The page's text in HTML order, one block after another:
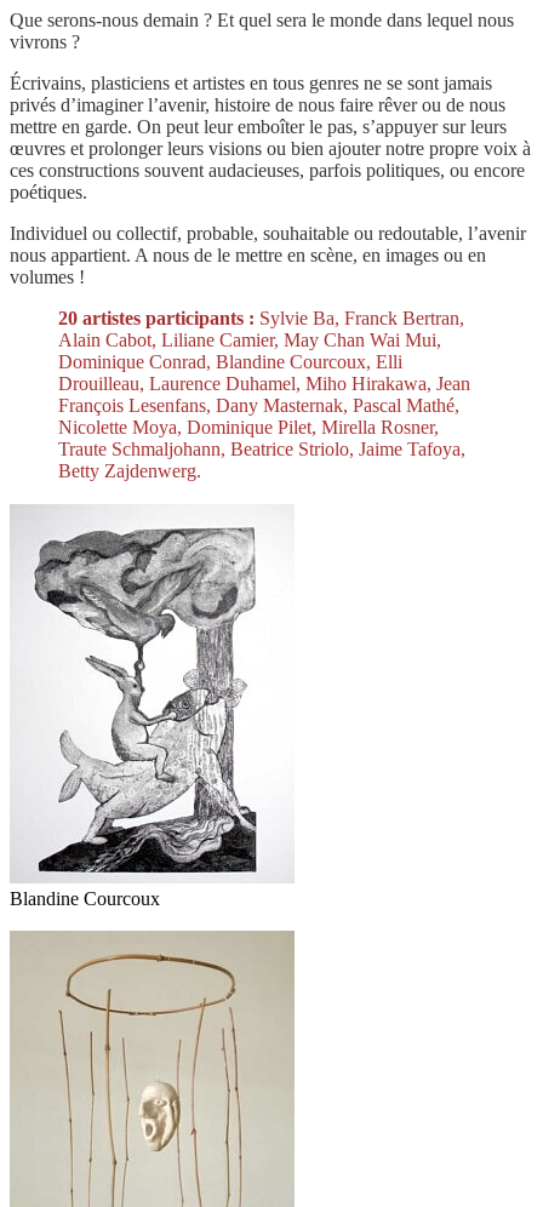
Que serons-nous demain ? Et quel sera le monde dans lequel nous
vivrons ?
Écrivains, plasticiens et artistes en tous genres ne se sont jamais
privés d’imaginer l’avenir, histoire de nous faire rêver ou de nous
mettre en garde. On peut leur emboîter le pas, s’appuyer sur leurs
œuvres et prolonger leurs visions ou bien ajouter notre propre voix à
ces constructions souvent audacieuses, parfois politiques, ou encore
poétiques.
Individuel ou collectif, probable, souhaitable ou redoutable, l’avenir
nous appartient. A nous de le mettre en scène, en images ou en
volumes !
20 artistes participants : Sylvie Ba, Franck Bertran,
Alain Cabot, Liliane Camier, May Chan Wai Mui,
Dominique Conrad, Blandine Courcoux, Elli
Drouilleau, Laurence Duhamel, Miho Hirakawa, Jean
François Lesenfans, Dany Masternak, Pascal Mathé,
Nicolette Moya, Dominique Pilet, Mirella Rosner,
Traute Schmaljohann, Beatrice Striolo, Jaime Tafoya,
Betty Zajdenwerg.
Blandine Courcoux